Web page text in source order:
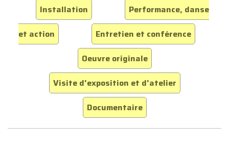
Installation
Performance, danse
et action
Entretien et conférence
Oeuvre originale
Visite d'exposition et d'atelier
Documentaire